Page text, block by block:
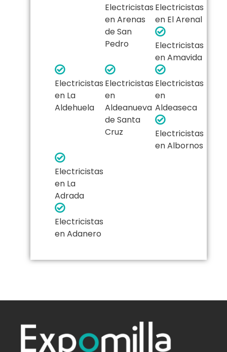
Electricistas
en Arenas
de San
Pedro
Electricistas
en El Arenal
Electricistas
en Amavida
Electricistas
en La
Aldehuela
Electricistas
en
Aldeanueva
de Santa
Cruz
Electricistas
en
Aldeaseca
Electricistas
en Albornos
Electricistas
en La
Adrada
Electricistas
en Adanero